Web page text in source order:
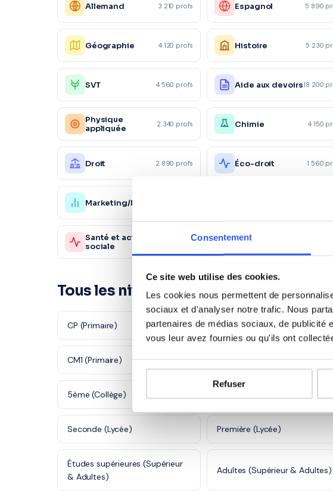
Consentement
Ce site web utilise des cookies.
Les cookies nous permettent de
sociaux et d'analyser notre trafic. Nous
partenaires de médias sociaux, de publicité
vous leur avez fournies ou qu'ils ont
Refuser
Allemand 3 210 profs Espagnol 5 890
Géographie 4 120 profs Histoire 5 230
SVT 4 560 profs Aide aux devoirs18 200
Physique
appliquée
2 340 profs Chimie 4 150
Droit 2 890 profs Éco-droit 1 560
Marketing/Mercatique
Santé et action
sociale
980 profs
Sc. sanitaires et
Tous les niveaux à Vindry-sur-Turdine
CP (Primaire) CE1 (Primaire)
CM1 (Primaire)
5ème (Collège)
Seconde (Lycée) Première (Lycée)
Études supérieures (Supérieur
& Adultes)
Adultes (Supérieur & Adultes)